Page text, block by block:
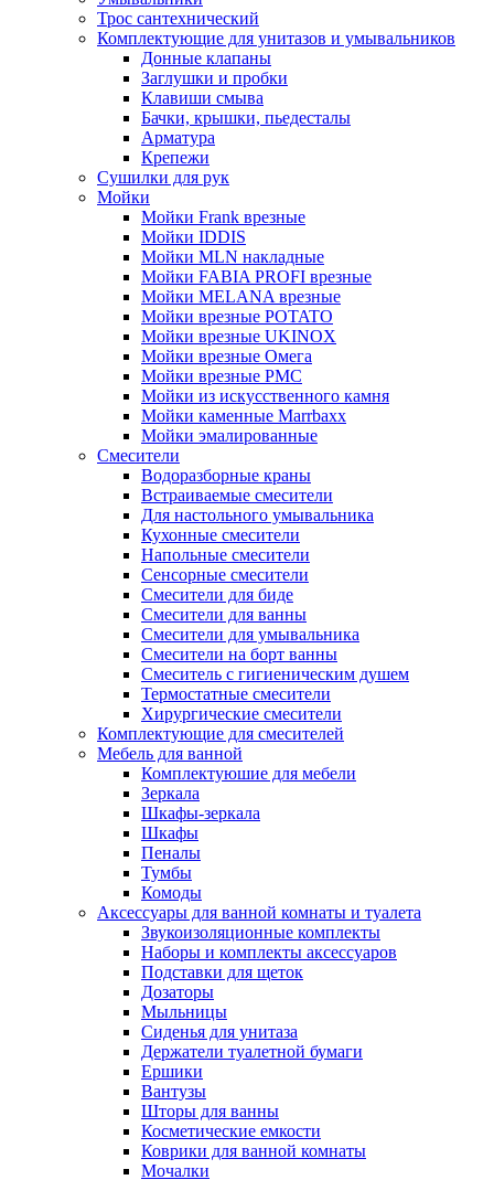
Трос сантехнический
Комплектующие для унитазов и умывальников
Донные клапаны
Заглушки и пробки
Клавиши смыва
Бачки, крышки, пьедесталы
Арматура
Крепежи
Сушилки для рук
Мойки
Мойки Frank врезные
Мойки IDDIS
Мойки MLN накладные
Мойки FABIA PROFI врезные
Мойки MELANA врезные
Мойки врезные POTATO
Мойки врезные UKINOX
Мойки врезные Омега
Мойки врезные РМС
Мойки из искусственного камня
Мойки каменные Marrbaxx
Мойки эмалированные
Смесители
Водоразборные краны
Встраиваемые смесители
Для настольного умывальника
Кухонные смесители
Напольные смесители
Сенсорные смесители
Смесители для биде
Смесители для ванны
Смесители для умывальника
Смесители на борт ванны
Смеситель с гигиеническим душем
Термостатные смесители
Хирургические смесители
Комплектующие для смесителей
Мебель для ванной
Комплектуюшие для мебели
Зеркала
Шкафы-зеркала
Шкафы
Пеналы
Тумбы
Комоды
Аксессуары для ванной комнаты и туалета
Звукоизоляционные комплекты
Наборы и комплекты аксессуаров
Подставки для щеток
Дозаторы
Мыльницы
Сиденья для унитаза
Держатели туалетной бумаги
Ершики
Вантузы
Шторы для ванны
Косметические емкости
Коврики для ванной комнаты
Мочалки